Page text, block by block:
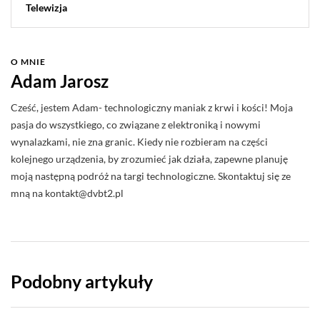
Telewizja
O MNIE
Adam Jarosz
Cześć, jestem Adam- technologiczny maniak z krwi i kości! Moja
pasja do wszystkiego, co związane z elektroniką i nowymi
wynalazkami, nie zna granic. Kiedy nie rozbieram na części
kolejnego urządzenia, by zrozumieć jak działa, zapewne planuję
moją następną podróż na targi technologiczne. Skontaktuj się ze
mną na kontakt@dvbt2.pl
Podobny artykuły